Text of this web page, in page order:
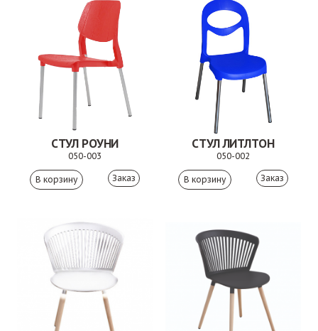
СТУЛ РОУНИ
050-003
Заказ
СТУЛ ЛИТЛТОН
050-002
Заказ